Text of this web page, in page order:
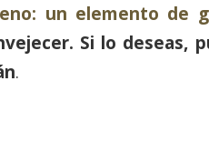
un elemento de
Si lo deseas,
.